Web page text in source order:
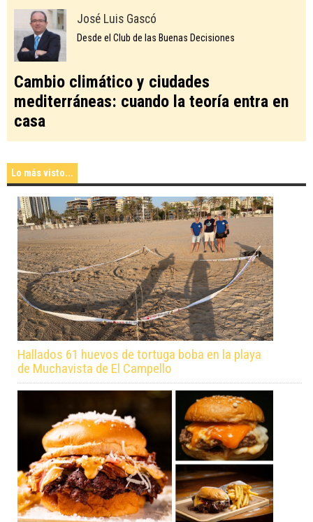
José Luis Gascó
Desde el Club de las Buenas Decisiones
Cambio climático y ciudades
mediterráneas: cuando la teoría entra en
casa
Lo más visto...
Hallados 61 huevos de tortuga boba en la playa
de Muchavista de El Campello